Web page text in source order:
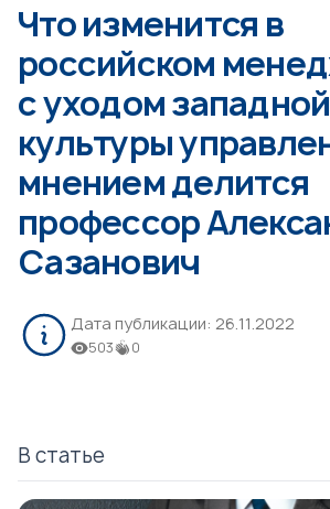
Что изменится в
российском
с уходом западной
культуры
мнением делится
профессор
Сазанович
Дата публикации: 26.11.2022
503 0
В статье